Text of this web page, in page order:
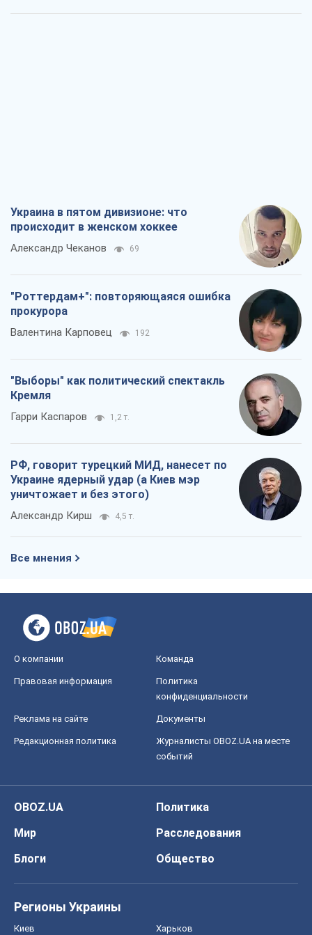
Украина в пятом дивизионе: что
происходит в женском хоккее
Александр Чеканов 69
"Роттердам+": повторяющаяся ошибка
прокурора
Валентина Карповец 192
"Выборы" как политический спектакль
Кремля
Гарри Каспаров 1,2 т.
РФ, говорит турецкий МИД, нанесет по
Украине ядерный удар (а Киев мэр
уничтожает и без этого)
Александр Кирш 4,5 т.
Все мнения
О компании Команда
Правовая информация
Политика
конфиденциальности
Реклама на сайте Документы
Редакционная политика
Журналисты OBOZ.UA на месте
событий
OBOZ.UA
Политика
Мир
Расследования
Блоги
Общество
Регионы Украины
Киев Харьков